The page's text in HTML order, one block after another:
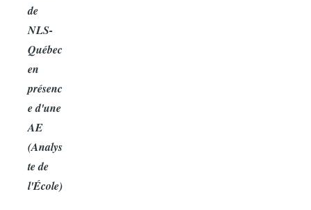
de
NLS-
Québec
en
présenc
e d'une
AE
(Analys
te de
l'École)